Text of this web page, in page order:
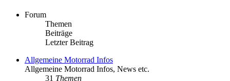
Forum
Themen
Beiträge
Letzter Beitrag
Allgemeine Motorrad Infos
Allgemeine Motorrad Infos, News etc.
31 Themen